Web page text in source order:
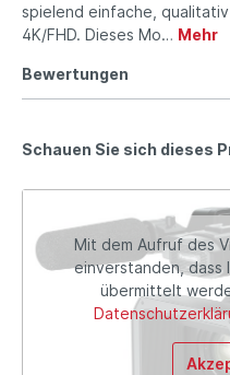
spielend einfache,
4K/FHD. Dieses Mo… Mehr
Bewertungen
Schauen Sie sich dieses
Mit dem Aufruf des
einverstanden, dass
übermittelt